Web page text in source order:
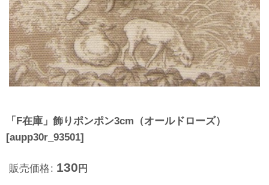
「F在庫」飾りポンポン3cm（オールドローズ）
[aupp30r_93501]
販売価格: 130 円